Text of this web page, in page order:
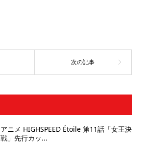
アニメ HIGHSPEED Étoile 第11話「女王決
戦」先行カッ...